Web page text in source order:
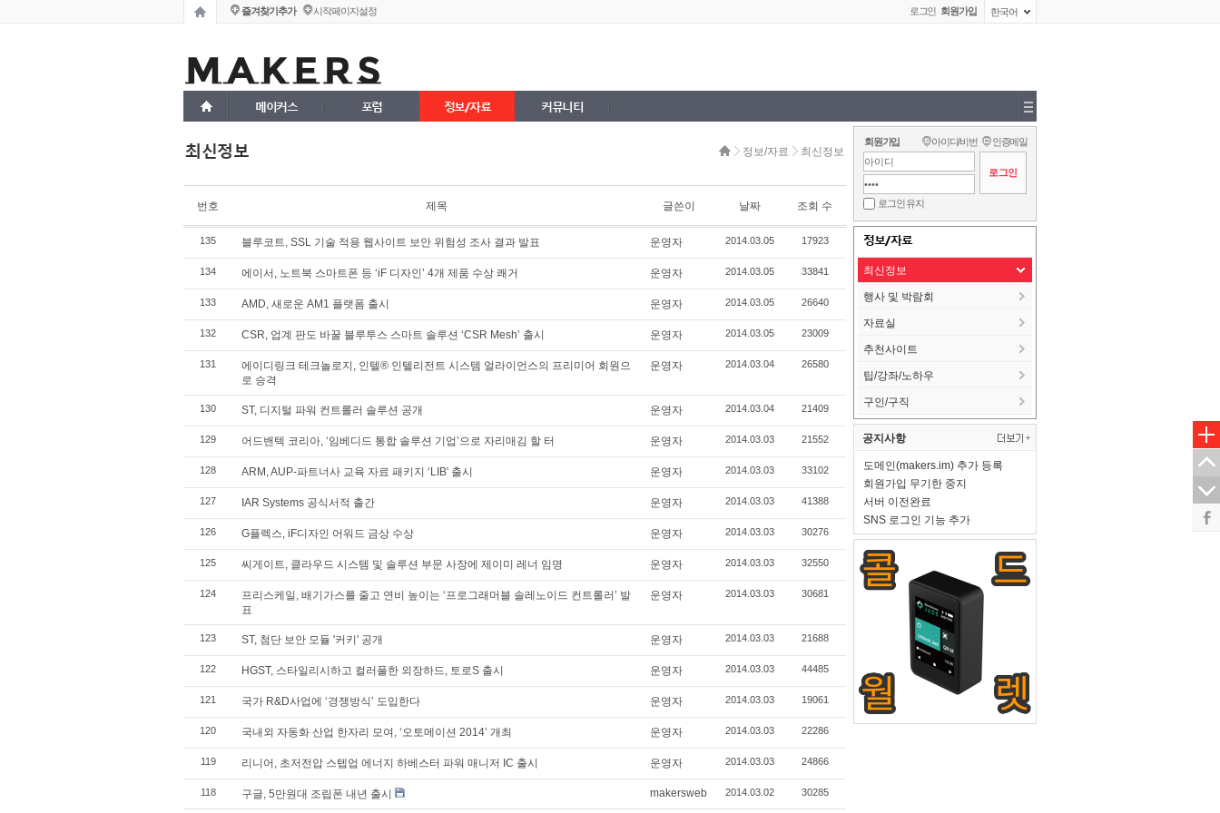
즐겨찾기추가 시작페이지설정 로그인 회원가입 한국어
메이커스 포럼 정보/자료 커뮤니티
최신정보 정보/자료 최신정보
번호 제목 글쓴이 날짜 조회 수
135 블루코트, SSL 기술 적용 웹사이트 보안 위험성 조사 결과 발표 운영자 2014.03.05 17923
134 에이서, 노트북 스마트폰 등 ‘iF 디자인’ 4개 제품 수상 쾌거 운영자 2014.03.05 33841
133 AMD, 새로운 AM1 플랫폼 출시 운영자 2014.03.05 26640
132 CSR, 업계 판도 바꿀 블루투스 스마트 솔루션 ‘CSR Mesh’ 출시 운영자 2014.03.05 23009
131
에이디링크 테크놀로지, 인텔® 인텔리전트 시스템 얼라이언스의 프리미어 회원으
로 승격
운영자 2014.03.04 26580
130 ST, 디지털 파워 컨트롤러 솔루션 공개 운영자 2014.03.04 21409
129 어드밴텍 코리아, ‘임베디드 통합 솔루션 기업’으로 자리매김 할 터 운영자 2014.03.03 21552
128 ARM, AUP-파트너사 교육 자료 패키지 ‘LIB' 출시 운영자 2014.03.03 33102
127 IAR Systems 공식서적 출간 운영자 2014.03.03 41388
126 G플렉스, iF디자인 어워드 금상 수상 운영자 2014.03.03 30276
125 씨게이트, 클라우드 시스템 및 솔루션 부문 사장에 제이미 레너 임명 운영자 2014.03.03 32550
124
프리스케일, 배기가스를 줄고 연비 높이는 ‘프로그래머블 솔레노이드 컨트롤러’ 발
표
운영자 2014.03.03 30681
123 ST, 첨단 보안 모듈 '커키' 공개 운영자 2014.03.03 21688
122 HGST, 스타일리시하고 컬러풀한 외장하드, 토로S 출시 운영자 2014.03.03 44485
121 국가 R&D사업에 ‘경쟁방식’ 도입한다 운영자 2014.03.03 19061
120 국내외 자동화 산업 한자리 모여, ‘오토메이션 2014’ 개최 운영자 2014.03.03 22286
119 리니어, 초저전압 스텝업 에너지 하베스터 파워 매니저 IC 출시 운영자 2014.03.03 24866
118 구글, 5만원대 조립폰 내년 출시 makersweb 2014.03.02 30285
회원가입 아이디/비번 인증메일
로그인 유지
정보/자료
최신정보
행사 및 박람회
자료실
추천사이트
팁/강좌/노하우
구인/구직
공지사항
도메인(makers.im) 추가 등록
회원가입 무기한 중지
서버 이전완료
SNS 로그인 기능 추가